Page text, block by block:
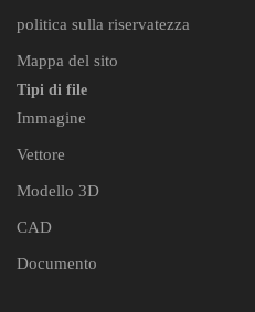
politica sulla riservatezza
Mappa del sito
Tipi di file
Immagine
Vettore
Modello 3D
CAD
Documento